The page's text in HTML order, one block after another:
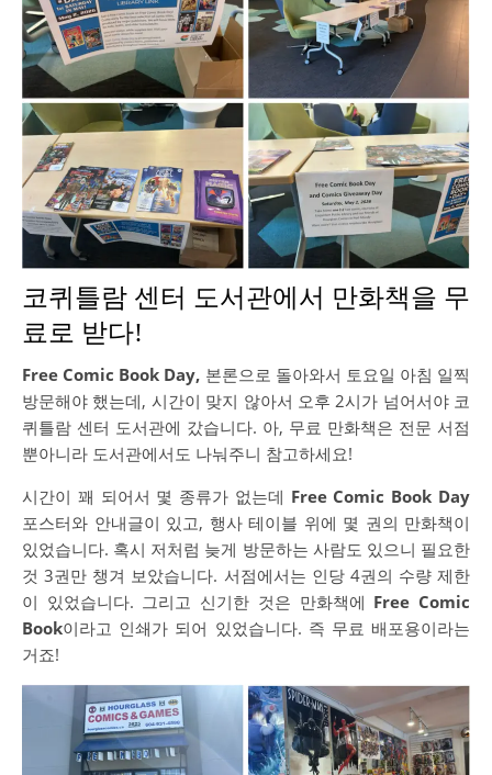
코퀴틀람 센터 도서관에서 만화책을 무
료로 받다!
Free Comic Book Day, 본론으로 돌아와서 토요일 아침 일찍
방문해야 했는데, 시간이 맞지 않아서 오후 2시가 넘어서야 코
퀴틀람 센터 도서관에 갔습니다. 아, 무료 만화책은 전문 서점
뿐아니라 도서관에서도 나눠주니 참고하세요!
시간이 꽤 되어서 몇 종류가 없는데 Free Comic Book Day
포스터와 안내글이 있고, 행사 테이블 위에 몇 권의 만화책이
있었습니다. 혹시 저처럼 늦게 방문하는 사람도 있으니 필요한
것 3권만 챙겨 보았습니다. 서점에서는 인당 4권의 수량 제한
이 있었습니다. 그리고 신기한 것은 만화책에 Free Comic
Book이라고 인쇄가 되어 있었습니다. 즉 무료 배포용이라는
거죠!